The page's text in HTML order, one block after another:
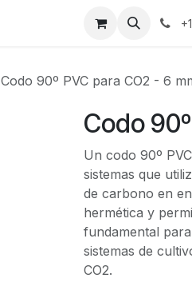
Codo 90º PVC para CO2 - 6
Codo
Un codo 90º
sistemas que
de carbono en
hermética y
fundamental
sistemas de
CO2.